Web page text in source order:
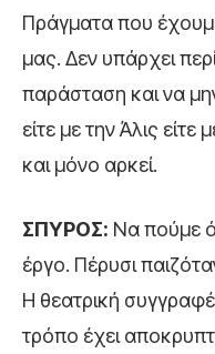
Πράγματα που
μας. Δεν υπάρχει
παράσταση και να
είτε με την Άλις
και μόνο αρκεί.
ΣΠΥΡΟΣ: Να πούμε
έργο. Πέρυσι
Η θεατρική
τρόπο έχει